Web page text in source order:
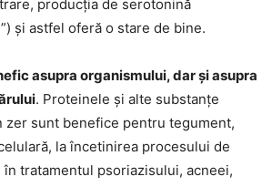
producția de serotonină
și astfel oferă o stare de bine.
asupra organismului, dar și asupra
. Proteinele și alte substanțe
zer sunt benefice pentru tegument,
la încetinirea procesului de
tratamentul psoriazisului, acneei,